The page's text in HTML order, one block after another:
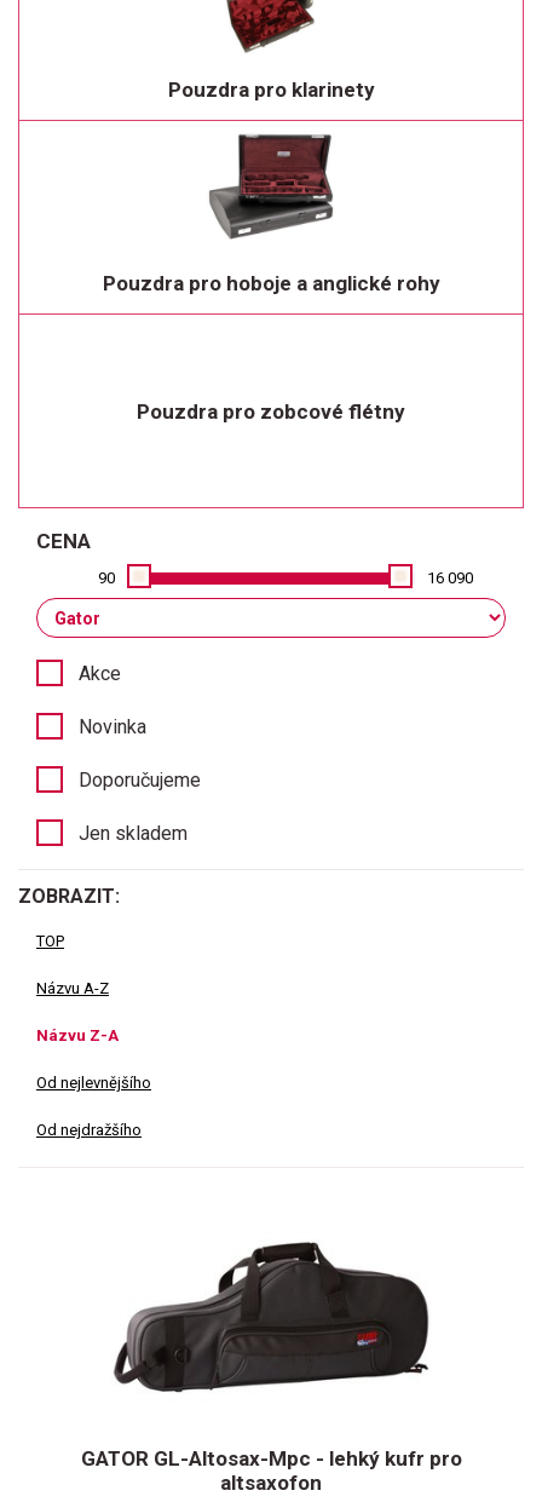
Pouzdra pro klarinety
Pouzdra pro hoboje a anglické rohy
Pouzdra pro zobcové flétny
CENA
90 16 090
Akce
Novinka
Doporučujeme
Jen skladem
ZOBRAZIT:
TOP
Názvu A-Z
Názvu Z-A
Od nejlevnějšího
Od nejdražšího
GATOR GL-Altosax-Mpc - lehký kufr pro
altsaxofon